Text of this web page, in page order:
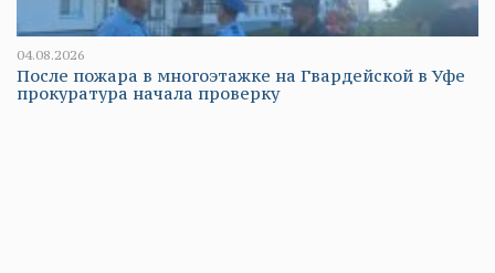
04.08.2026
После пожара в многоэтажке на Гвардейской в Уфе
прокуратура начала проверку